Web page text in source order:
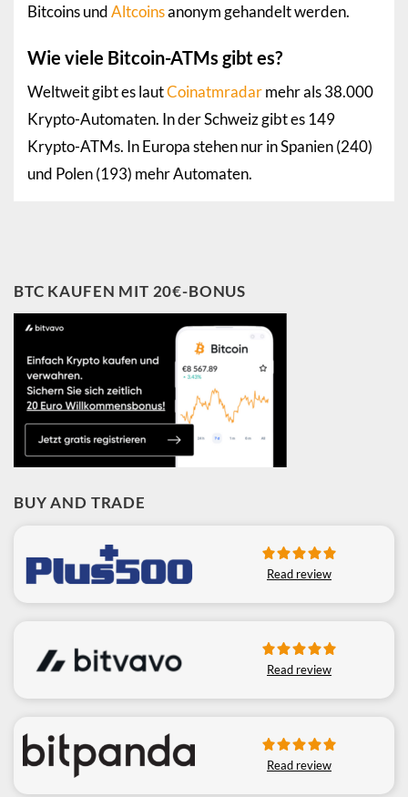
Bitcoins undAltcoinsanonym gehandelt werden.
Wie viele Bitcoin-ATMs gibt es?
Weltweit gibt es lautCoinatmradarmehr als 38.000
Krypto-Automaten. In der Schweiz gibt es 149
Krypto-ATMs. In Europa stehen nur in Spanien (240)
und Polen (193) mehr Automaten.
BTC KAUFEN MIT 20€-BONUS
BUY AND TRADE
Read review
Read review
Read review